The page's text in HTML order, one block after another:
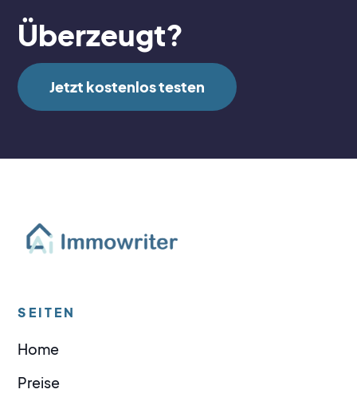
Überzeugt?
Jetzt kostenlos testen
SEITEN
Home
Preise